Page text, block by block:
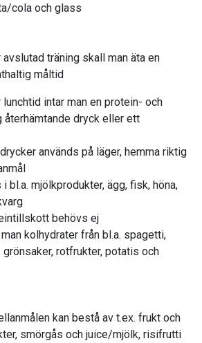
cola och glass
träning skall man äta en
måltid
intar man en protein- och
återhämtande dryck eller ett
används på läger, hemma riktig
bl.a. mjölkprodukter, ägg, fisk, höna,
behövs ej
kolhydrater från bl.a. spagetti,
grönsaker, rotfrukter, potatis och
kan bestå av t.ex. frukt och
smörgås och juice/mjölk, risifrutti